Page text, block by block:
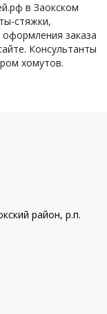
в Заокском
стяжки,
заказа
Консультанты
хомутов.
район, р.п.